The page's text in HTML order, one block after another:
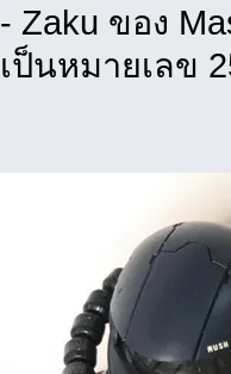
- Zaku ของ
เป็นหมายเลข